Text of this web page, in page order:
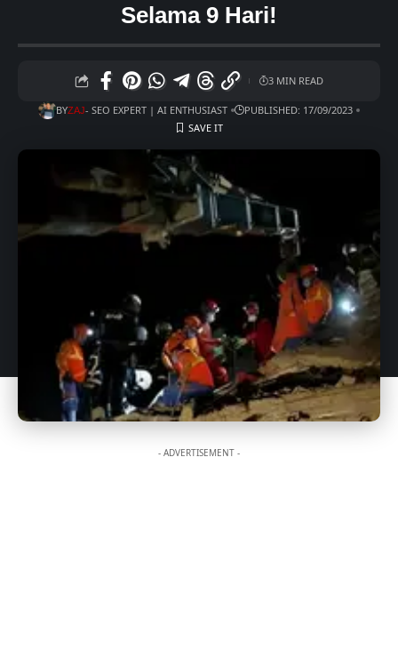
Selama 9 Hari!
BYZAJ- SEO EXPERT | AI ENTHUSIAST PUBLISHED: 17/09/2023
3 MIN READ
- ADVERTISEMENT -